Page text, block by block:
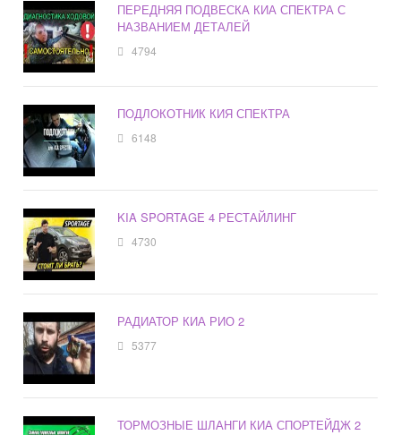
ПЕРЕДНЯЯ ПОДВЕСКА КИА СПЕКТРА С
НАЗВАНИЕМ ДЕТАЛЕЙ
4794
ПОДЛОКОТНИК КИЯ СПЕКТРА
6148
KIA SPORTAGE 4 РЕСТАЙЛИНГ
4730
РАДИАТОР КИА РИО 2
5377
ТОРМОЗНЫЕ ШЛАНГИ КИА СПОРТЕЙДЖ 2